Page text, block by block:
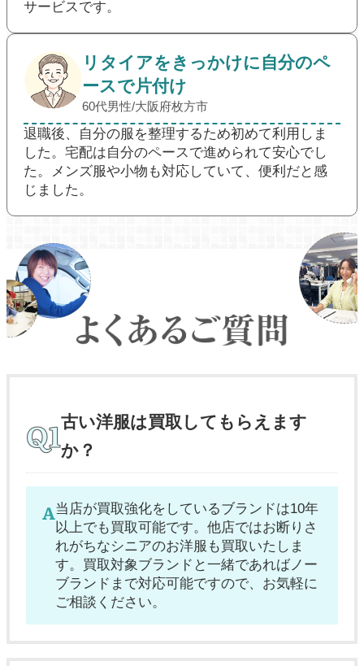
サービスです。
リタイアをきっかけに自分のペ
ースで片付け
60代男性/大阪府枚方市
退職後、自分の服を整理するため初めて利用しま
した。宅配は自分のペースで進められて安心でし
た。メンズ服や小物も対応していて、便利だと感
じました。
古い洋服は買取してもらえます
か？
当店が買取強化をしているブランドは10年
以上でも買取可能です。他店ではお断りさ
れがちなシニアのお洋服も買取いたしま
す。買取対象ブランドと一緒であればノー
ブランドまで対応可能ですので、お気軽に
ご相談ください。